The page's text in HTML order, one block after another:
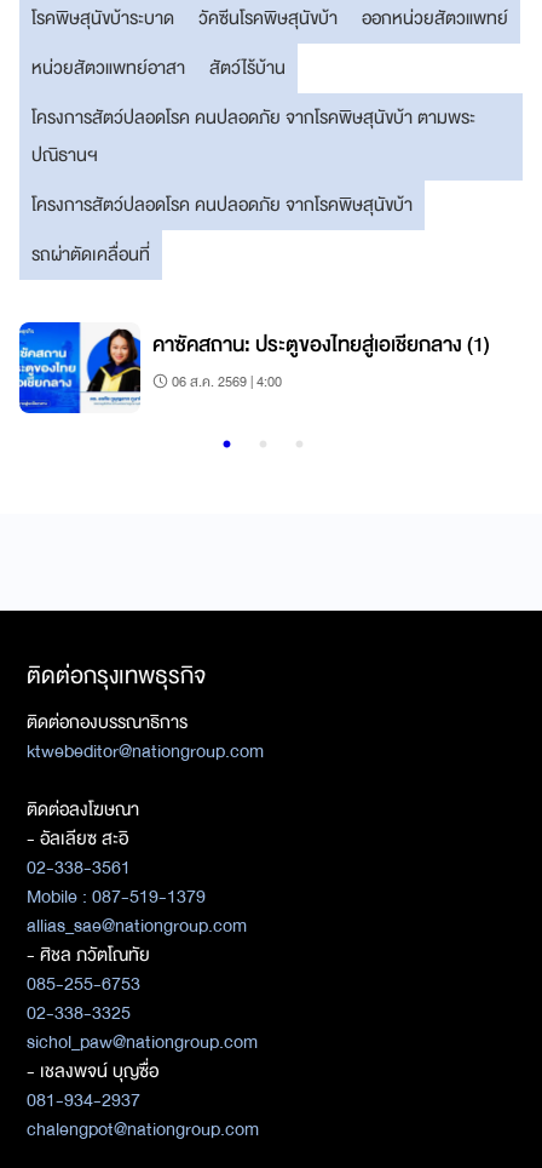
โรคพิษสุนัขบ้าระบาด
วัคซีนโรคพิษสุนัขบ้า
ออกหน่วยสัตวแพทย์
หน่วยสัตวแพทย์อาสา
สัตว์ไร้บ้าน
โครงการสัตว์ปลอดโรค คนปลอดภัย จากโรคพิษสุนัขบ้า ตามพระ
ปณิธานฯ
โครงการสัตว์ปลอดโรค คนปลอดภัย จากโรคพิษสุนัขบ้า
รถผ่าตัดเคลื่อนที่
คาซัคสถาน: ประตูของไทยสู่เอเชียกลาง (1)
06 ส.ค. 2569 | 4:00
ติดต่อกรุงเทพธุรกิจ
ติดต่อกองบรรณาธิการ
ktwebeditor@nationgroup.com
ติดต่อลงโฆษณา
- อัลเลียซ สะอิ
02-338-3561
Mobile : 087-519-1379
allias_sae@nationgroup.com
- ศิชล ภวัตโณทัย
085-255-6753
02-338-3325
sichol_paw@nationgroup.com
- เชลงพจน์ บุญซื่อ
081-934-2937
chalengpot@nationgroup.com